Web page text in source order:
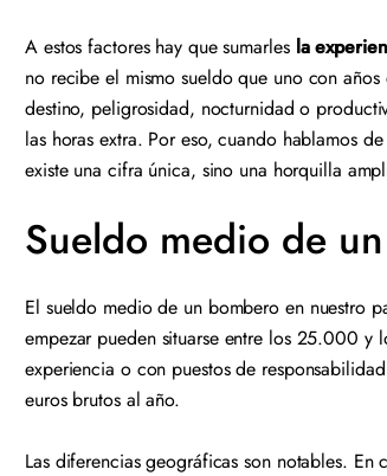
A estos factores hay que sumarles la
no recibe el mismo sueldo que uno con
destino, peligrosidad, nocturnidad o
las horas extra. Por eso, cuando hablamos
existe una cifra única, sino una horquilla
Sueldo medio de
El sueldo medio de un bombero en nuestro
empezar pueden situarse entre los 25.000 y
experiencia o con puestos de
euros brutos al año.
Las diferencias geográficas son notables.